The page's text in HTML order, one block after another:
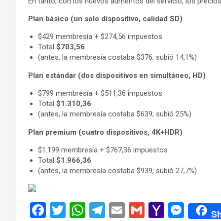
Plan básico (un solo dispositivo, calidad SD)
$429 membresía + $274,56 impuestos
Total $703,56
(antes, la membresía costaba $376; subió 14,1%)
Plan estándar (dos dispositivos en simultáneo, HD)
$799 membresía + $511,36 impuestos
Total $1.310,36
(antes, la membresía costaba $639; subió 25%)
Plan premium (cuatro dispositivos, 4K+HDR)
$1.199 membresía + $767,36 impuestos
Total $1.966,36
(antes, la membresía costaba $939; subió 27,7%)
F
T
W T
E
G
Y
M